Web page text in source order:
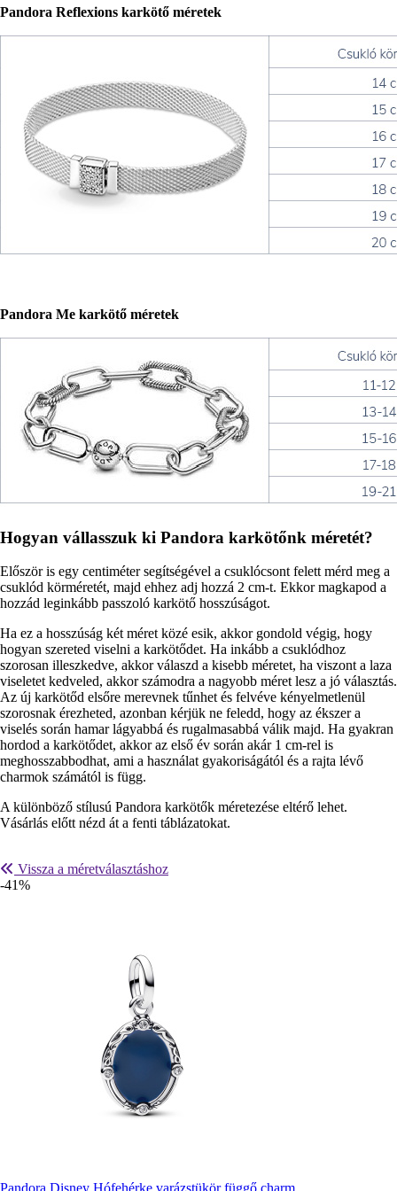
Pandora Reflexions karkötő méretek
Pandora Me karkötő méretek
Hogyan vállasszuk ki Pandora karkötőnk méretét?
Először is egy centiméter segítségével a csuklócsont felett mérd meg a
csuklód körméretét, majd ehhez adj hozzá 2 cm-t. Ekkor magkapod a
hozzád leginkább passzoló karkötő hosszúságot.
Ha ez a hosszúság két méret közé esik, akkor gondold végig, hogy
hogyan szereted viselni a karkötődet. Ha inkább a csuklódhoz
szorosan illeszkedve, akkor válaszd a kisebb méretet, ha viszont a laza
viseletet kedveled, akkor számodra a nagyobb méret lesz a jó választás.
Az új karkötőd elsőre merevnek tűnhet és felvéve kényelmetlenül
szorosnak érezheted, azonban kérjük ne feledd, hogy az ékszer a
viselés során hamar lágyabbá és rugalmasabbá válik majd. Ha gyakran
hordod a karkötődet, akkor az első év során akár 1 cm-rel is
meghosszabbodhat, ami a használat gyakoriságától és a rajta lévő
charmok számától is függ.
A különböző stílusú Pandora karkötők méretezése eltérő lehet.
Vásárlás előtt nézd át a fenti táblázatokat.
Vissza a méretválasztáshoz
-41%
Pandora Disney Hófehérke varázstükör függő charm